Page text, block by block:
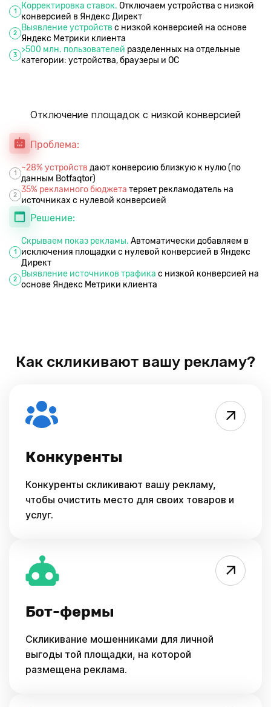
1
Корректировка ставок. Отключаем устройства с низкой
конверсией в Яндекс Директ
2
Выявление устройств с низкой конверсией на основе
Яндекс Метрики клиента
3
>500 млн. пользователей разделенных на отдельные
категории: устройства, браузеры и ОС
Отключение площадок с низкой конверсией
Проблема:
1
~28% устройств дают конверсию близкую к нулю (по
данным Botfaqtor)
2
35% рекламного бюджета теряет рекламодатель на
источниках с нулевой конверсией
Решение:
1
Скрываем показ рекламы. Автоматически добавляем в
исключения площадки с нулевой конверсией в Яндекс
Директ
2
Выявление источников трафика с низкой конверсией на
основе Яндекс Метрики клиента
Как скликивают вашу рекламу?
Конкуренты
Конкуренты скликивают вашу рекламу,
чтобы очистить место для своих товаров и
услуг.
Бот-фермы
Скликивание мошенниками для личной
выгоды той площадки, на которой
размещена реклама.